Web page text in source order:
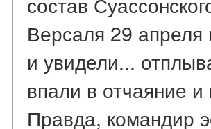
Версаля 29
и увидели...
впали в отчаяние
Правда, командир